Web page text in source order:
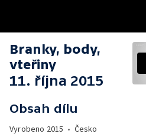
Branky, body,
vteřiny
11. října 2015
Obsah dílu
Vyrobeno 2015 • Česko